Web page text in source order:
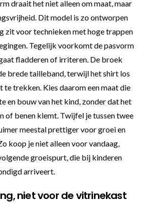
draait het niet alleen om maat, maar
Dit model is zo ontworpen
zit voor technieken met hoge trappen
Tegelijk voorkomt de pasvorm
fladderen of irriteren. De broek
brede tailleband, terwijl het shirt los
te trekken. Kies daarom een maat die
en bouw van het kind, zonder dat het
of benen klemt. Twijfel je tussen twee
meestal prettiger voor groei en
koop je niet alleen voor vandaag,
groeispurt, die bij kinderen
arriveert.
niet voor de vitrinekast